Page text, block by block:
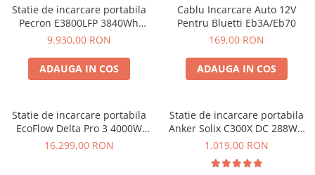
Acumulatori Litiu
Acumulatori Gel
Electronice
Roboti Pornire Auto
Statii de incarcare vehicule
electrice
Statie de incarcare portabila
Pecron E3800LFP 3840Wh
4200W + Carucior CADOU
9.930,00 RON
ADAUGA IN COS
Cablu Incarcare Auto 12V
Pentru Bluetti Eb3A/Eb70
169,00 RON
ADAUGA IN COS
Statie de incarcare portabila
EcoFlow Delta Pro 3 4000W
4096Wh
16.299,00 RON
Statie de incarcare portabila
Anker Solix C300X DC 288Wh
300W
1.019,00 RON